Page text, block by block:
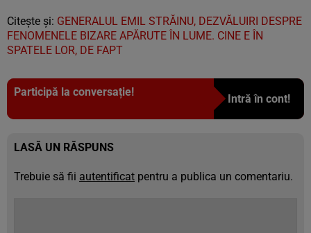
Citește și: GENERALUL EMIL STRĂINU, DEZVĂLUIRI DESPRE
FENOMENELE BIZARE APĂRUTE ÎN LUME. CINE E ÎN
SPATELE LOR, DE FAPT
Participă la conversație!
Intră în cont!
LASĂ UN RĂSPUNS
Trebuie să fii autentificat pentru a publica un comentariu.